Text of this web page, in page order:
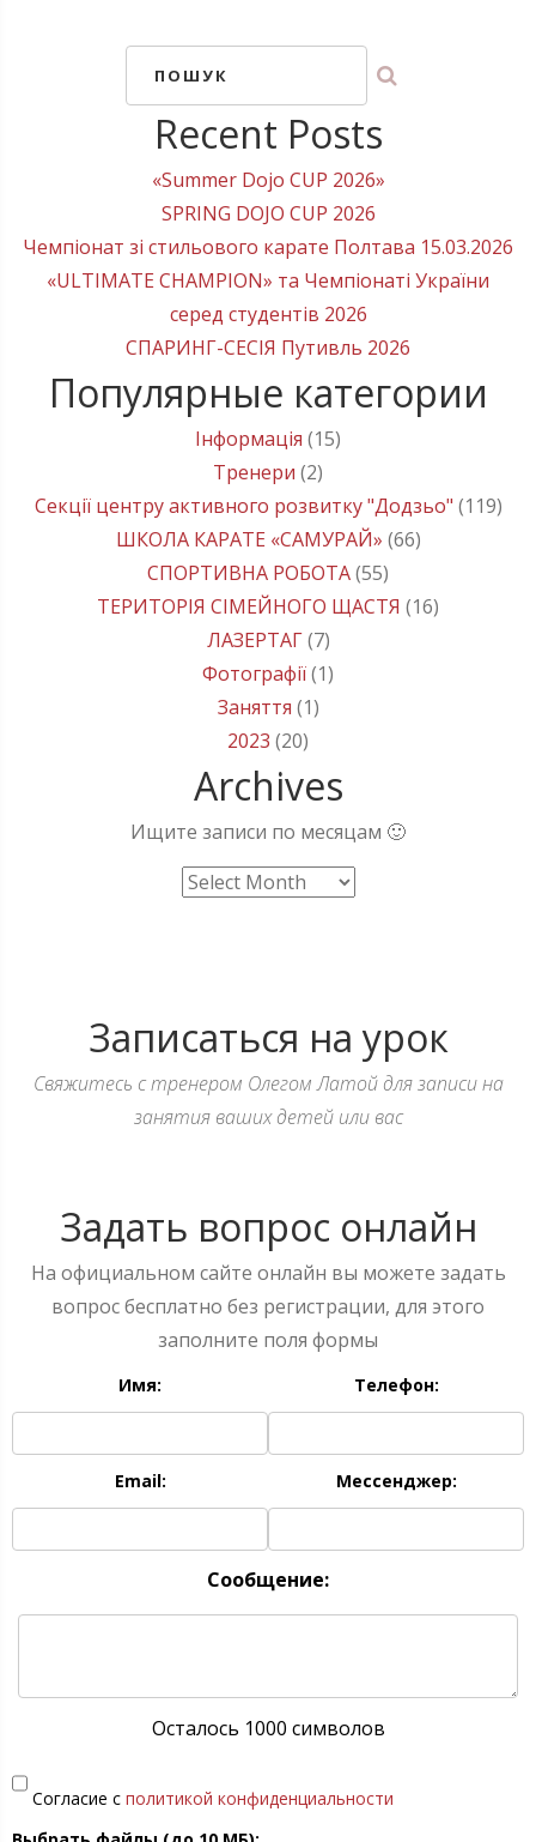
ПОШУК
Recent Posts
«Summer Dojo CUP 2026»
SPRING DOJO CUP 2026
Чемпіонат зі стильового карате Полтава 15.03.2026
«ULTIMATE CHAMPION» та Чемпіонаті України
серед студентів 2026
СПАРИНГ-СЕСІЯ Путивль 2026
Популярные категории
Інформація (15)
Тренери (2)
Секції центру активного розвитку "Додзьо" (119)
ШКОЛА КАРАТЕ «САМУРАЙ» (66)
СПОРТИВНА РОБОТА(55)
ТЕРИТОРІЯ СІМЕЙНОГО ЩАСТЯ (16)
ЛАЗЕРТАГ(7)
Фотографії(1)
Заняття (1)
2023 (20)
Archives
Ищите записи по месяцам 🙂
Записаться на урок
Свяжитесь с тренером Олегом Латой для записи на
занятия ваших детей или вас
Задать вопрос онлайн
На официальном сайте онлайн вы можете задать
вопрос бесплатно без регистрации, для этого
заполните поля формы
Имя: Телефон:
Email: Мессенджер:
Сообщение:
Осталось 1000 символов
Согласие с политикой конфиденциальности